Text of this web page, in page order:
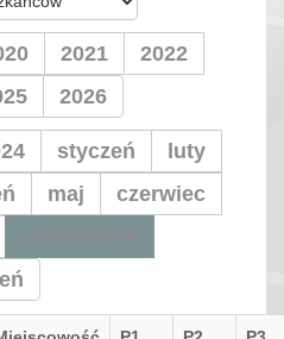
2021
2022
2026
styczeń
luty
maj
czerwiec